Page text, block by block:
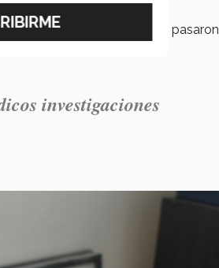
de los cuales solo 5 pasaron
investigaciones